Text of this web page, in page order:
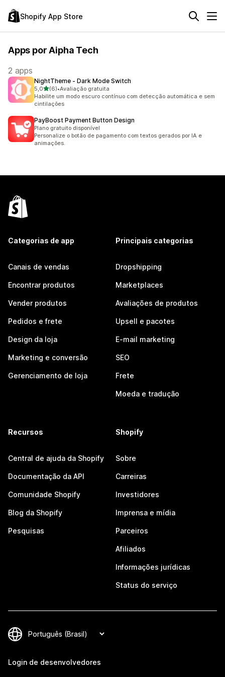
Shopify App Store
Apps por Aipha Tech
2 apps
NightTheme ‑ Dark Mode Switch
5,0de 5 estrelas
(6)
6 avaliações ao todo
•Avaliação gratuita
Habilite um modo escuro contínuo com detecção automática e sem
cintilações
PayBoost Payment Button Design
Plano gratuito disponível
Personalize o botão de pagamento com textos gerados por IA e
animações.
Categorias de app
Canais de vendas
Encontrar produtos
Vender produtos
Pedidos e frete
Design da loja
Marketing e conversão
Gerenciamento de loja
Principais categorias
Dropshipping
Marketplaces
Avaliações de produtos
Upsell e pacotes
E-mail marketing
SEO
Frete
Moeda e tradução
Recursos
Central de ajuda da Shopify
Documentação da API
Comunidade Shopify
Blog da Shopify
Pesquisas
Shopify
Sobre
Carreiras
Investidores
Imprensa e mídia
Parceiros
Afiliados
Informações jurídicas
Status do serviço
Login de desenvolvedores